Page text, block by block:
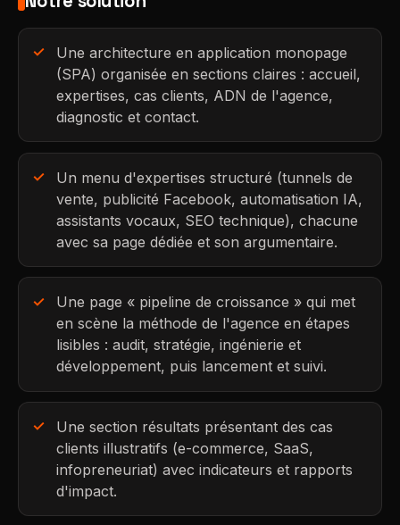
Une architecture en application monopage
(SPA) organisée en sections claires : accueil,
expertises, cas clients, ADN de l'agence,
diagnostic et contact.
Un menu d'expertises structuré (tunnels de
vente, publicité Facebook, automatisation IA,
assistants vocaux, SEO technique), chacune
avec sa page dédiée et son argumentaire.
Une page « pipeline de croissance » qui met
en scène la méthode de l'agence en étapes
lisibles : audit, stratégie, ingénierie et
développement, puis lancement et suivi.
Une section résultats présentant des cas
clients illustratifs (e-commerce, SaaS,
infopreneuriat) avec indicateurs et rapports
d'impact.